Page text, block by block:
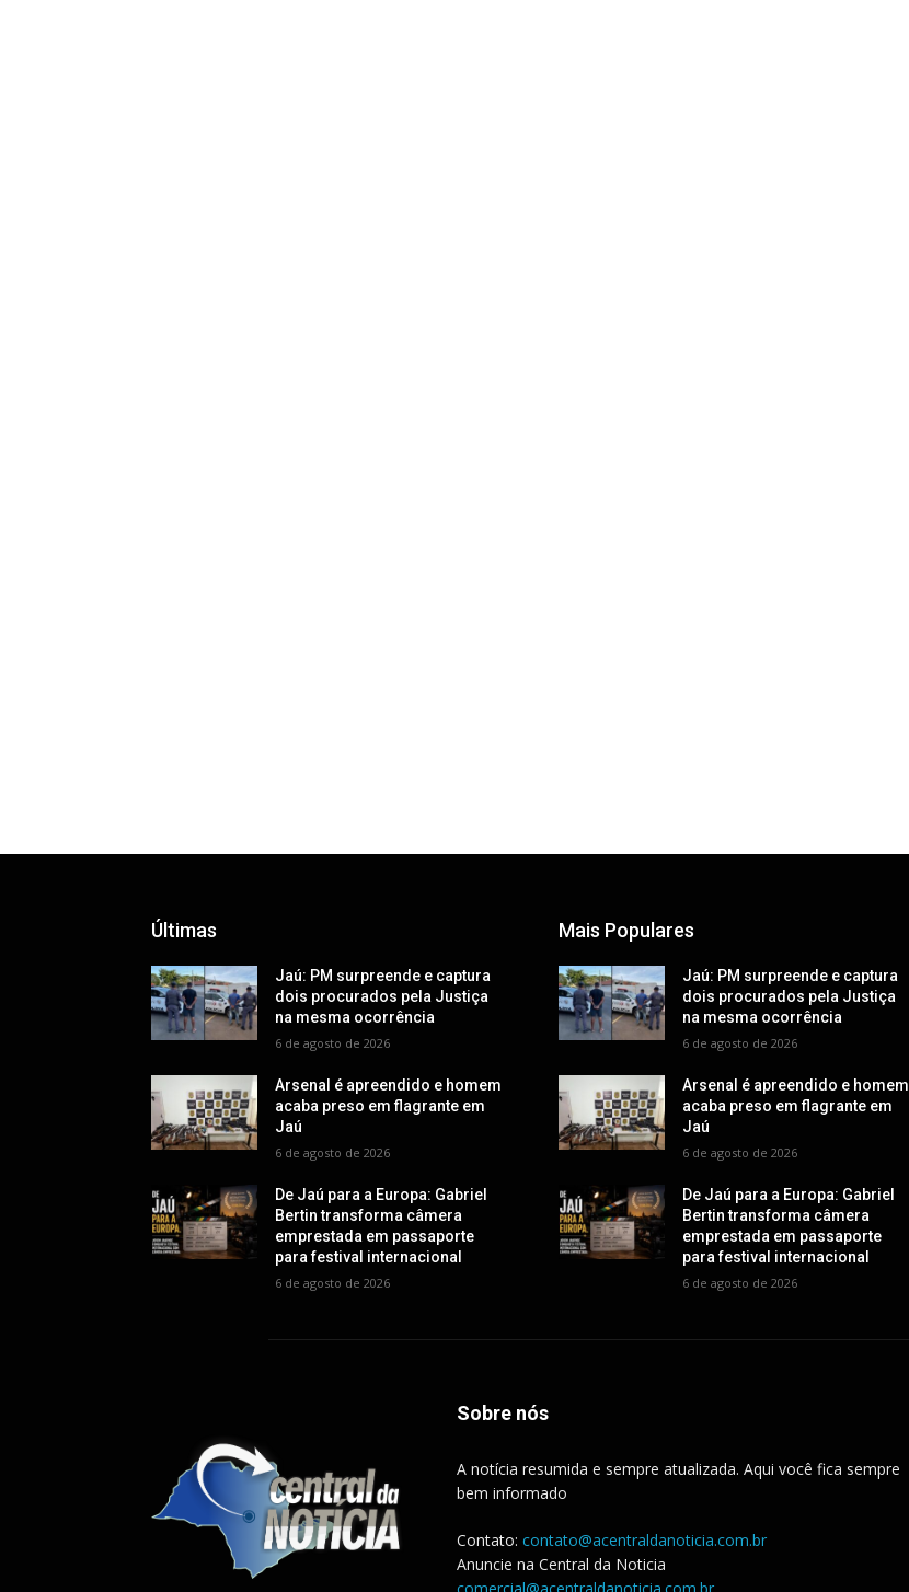
Últimas
Jaú: PM surpreende e captura
dois procurados pela Justiça
na mesma ocorrência
6 de agosto de 2026
Arsenal é apreendido e homem
acaba preso em flagrante em
Jaú
6 de agosto de 2026
De Jaú para a Europa: Gabriel
Bertin transforma câmera
emprestada em passaporte
para festival internacional
6 de agosto de 2026
Mais Populares
Jaú: PM surpreende e captura
dois procurados pela Justiça
na mesma ocorrência
6 de agosto de 2026
Arsenal é apreendido e homem
acaba preso em flagrante em
Jaú
6 de agosto de 2026
De Jaú para a Europa: Gabriel
Bertin transforma câmera
emprestada em passaporte
para festival internacional
6 de agosto de 2026
Sobre nós
A notícia resumida e sempre atualizada. Aqui você fica sempre
bem informado
Contato: contato@acentraldanoticia.com.br
Anuncie na Central da Noticia